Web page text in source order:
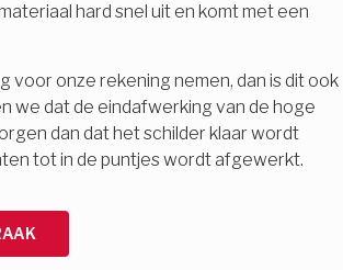
hard snel uit en komt met een
voor onze rekening nemen, dan is dit ook
we dat de eindafwerking van de hoge
dan dat het schilder klaar wordt
tot in de puntjes wordt afgewerkt.